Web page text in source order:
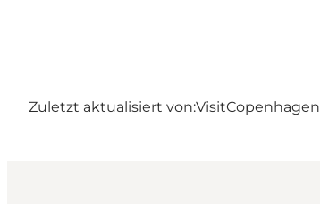
Zuletzt aktualisiert von:VisitCopenhagen